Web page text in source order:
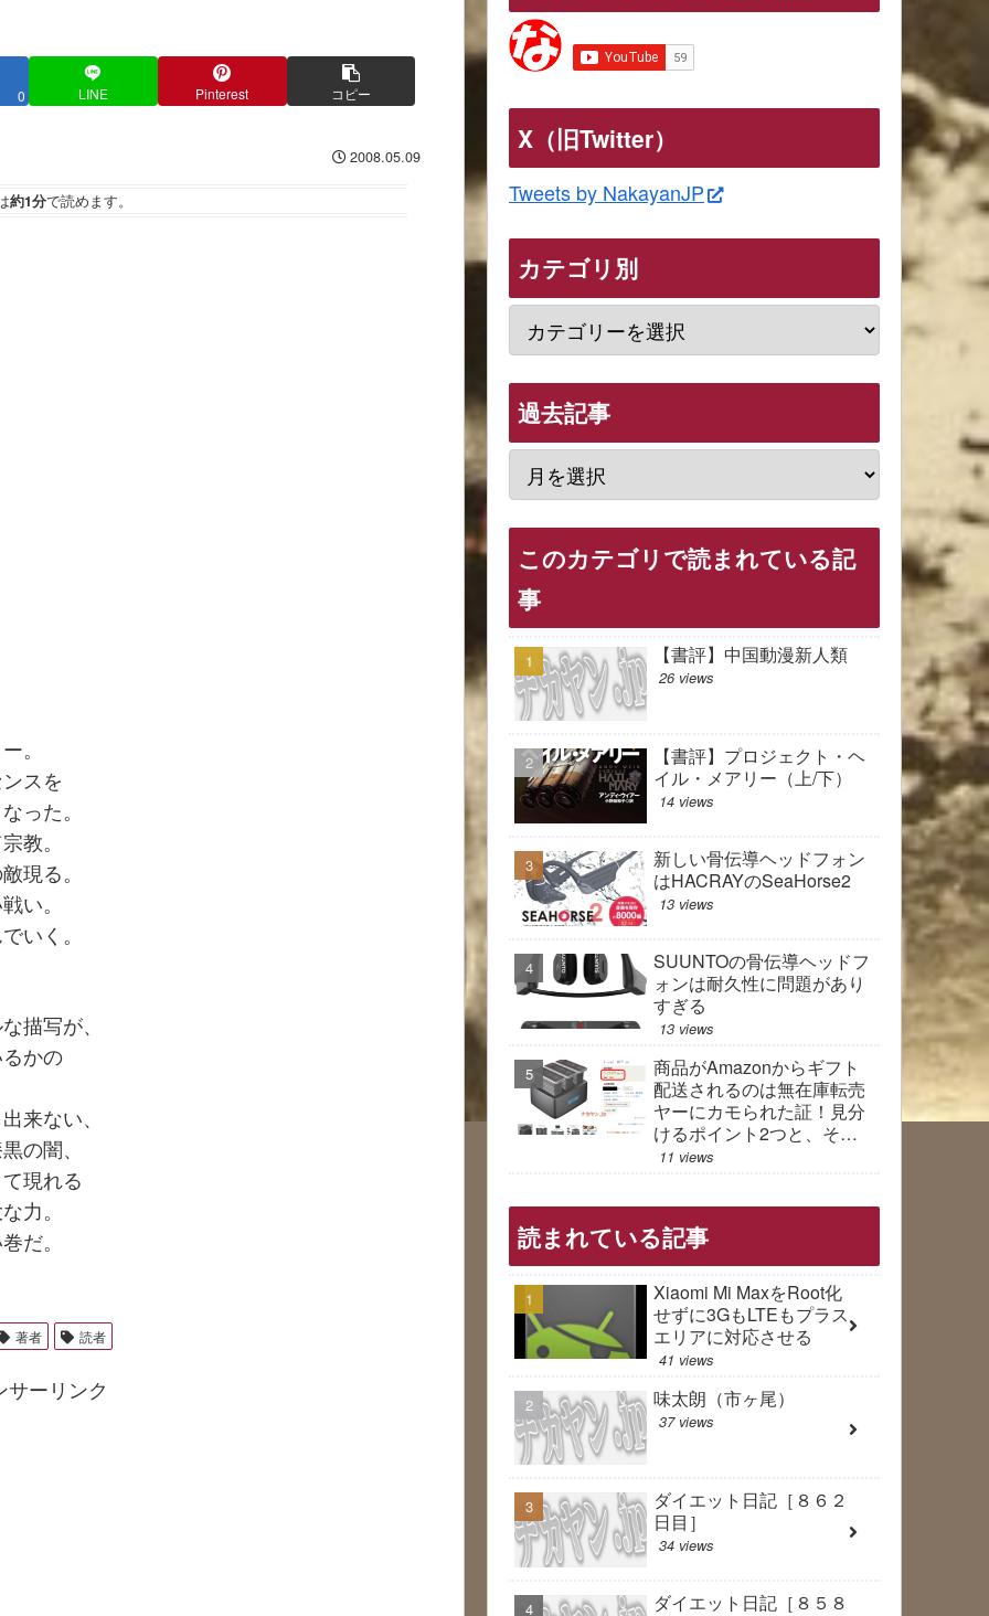
0 LINE Pinterest コピー
2008.05.09
約1分で読めます。
。
スを
った。
教。
現る。
い。
いく。
描写が、
かの
来ない、
の闇、
現れる
力。
だ。
著者 読者
サーリンク
X（旧Twitter）
Tweets by NakayanJP
カテゴリ別
過去記事
このカテゴリで読まれている記
事
【書評】中国動漫新人類
26 views
【書評】プロジェクト・ヘ
イル・メアリー（上/下）
14 views
新しい骨伝導ヘッドフォン
はHACRAYのSeaHorse2
13 views
SUUNTOの骨伝導ヘッドフ
ォンは耐久性に問題があり
すぎる
13 views
商品がAmazonからギフト
配送されるのは無在庫転売
ヤーにカモられた証！見分
けるポイント2つと、その
対処法は？
11 views
読まれている記事
Xiaomi Mi MaxをRoot化
せずに3GもLTEもプラス
エリアに対応させる
41 views
味太朗（市ヶ尾）
37 views
ダイエット日記［８６２
日目］
34 views
ダイエット日記［８５８